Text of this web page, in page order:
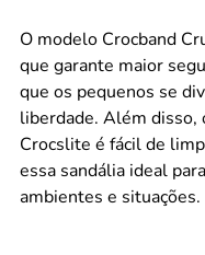
O modelo Crocband
que garante maior
que os pequenos se
liberdade. Além disso,
Crocslite é fácil de
essa sandália ideal
ambientes e situações.